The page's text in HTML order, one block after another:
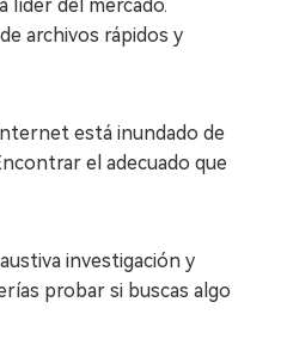
líder del mercado.
archivos rápidos y
está inundado de
el adecuado que
investigación y
probar si buscas algo